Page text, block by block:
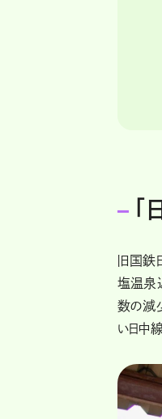
旧国鉄
塩温泉
数の減
い日中